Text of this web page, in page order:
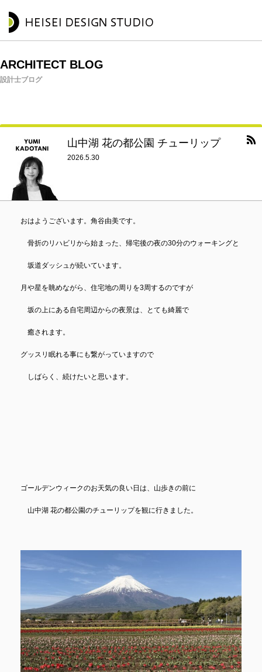
ARCHITECT BLOG
設計士ブログ
山中湖 花の都公園 チューリップ
2026.5.30
おはようございます。角谷由美です。
骨折のリハビリから始まった、帰宅後の夜の30分のウォーキングと
坂道ダッシュが続いています。
月や星を眺めながら、住宅地の周りを3周するのですが
坂の上にある自宅周辺からの夜景は、とても綺麗で
癒されます。
グッスリ眠れる事にも繋がっていますので
しばらく、続けたいと思います。
ゴールデンウィークのお天気の良い日は、山歩きの前に
山中湖 花の都公園のチューリップを観に行きました。